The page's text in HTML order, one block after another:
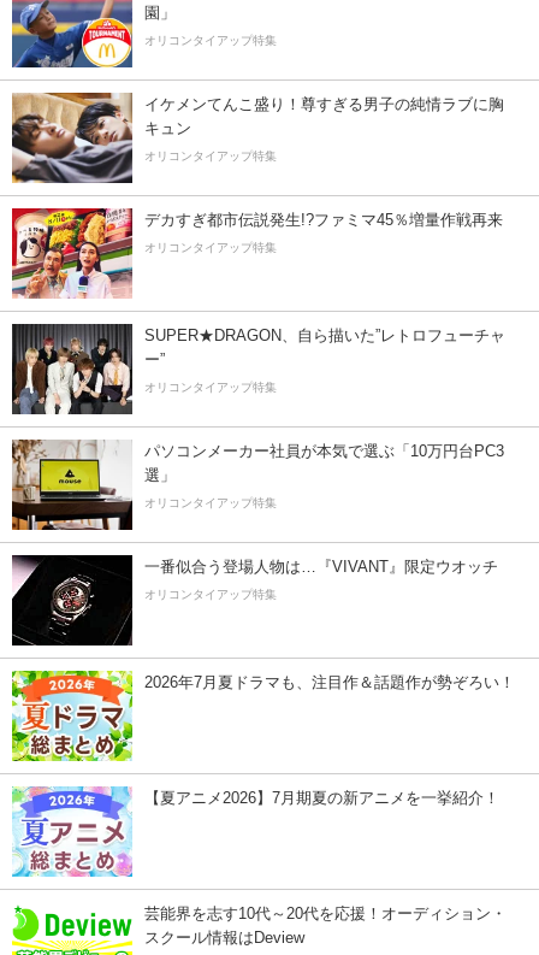
園」
オリコンタイアップ特集
イケメンてんこ盛り！尊すぎる男子の純情ラブに胸
キュン
オリコンタイアップ特集
デカすぎ都市伝説発生!?ファミマ45％増量作戦再来
オリコンタイアップ特集
SUPER★DRAGON、自ら描いた”レトロフューチャ
ー”
オリコンタイアップ特集
パソコンメーカー社員が本気で選ぶ「10万円台PC3
選」
オリコンタイアップ特集
一番似合う登場人物は…『VIVANT』限定ウオッチ
オリコンタイアップ特集
2026年7月夏ドラマも、注目作＆話題作が勢ぞろい！
【夏アニメ2026】7月期夏の新アニメを一挙紹介！
芸能界を志す10代～20代を応援！オーディション・
スクール情報はDeview